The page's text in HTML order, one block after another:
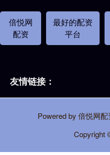
倍悦网
配资
最好的配资
平台
友情链接：
Powered by 倍悦网配
Copyright